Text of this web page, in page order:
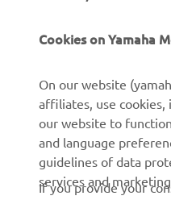
CORPORATE
Știri
Presă
Broșuri
Cookies on Yamaha
On our website
affiliates, use cookies,
our website to
and language
guidelines of data
services and
If you provide your